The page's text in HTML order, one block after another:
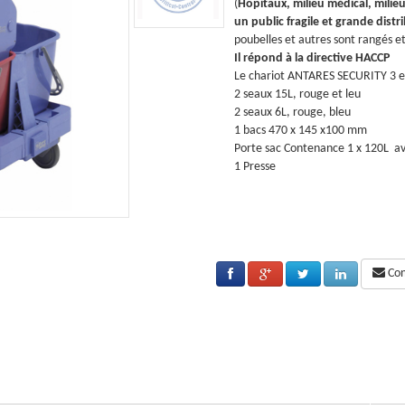
et collectivités accueillant
). Tous les produits, les déchets de
par des carénages extérieurs.
composé de:
couvercle
(Hopitaux, milieu médical,
un public fragile et grande
poubelles et autres sont rangés
Il répond à la directive HACCP
Le chariot ANTARES SECURITY 3
2 seaux 15L, rouge et leu
2 seaux 6L, rouge, bleu
1 bacs 470 x 145 x100 mm
Porte sac Contenance 1 x 120L
1 Presse